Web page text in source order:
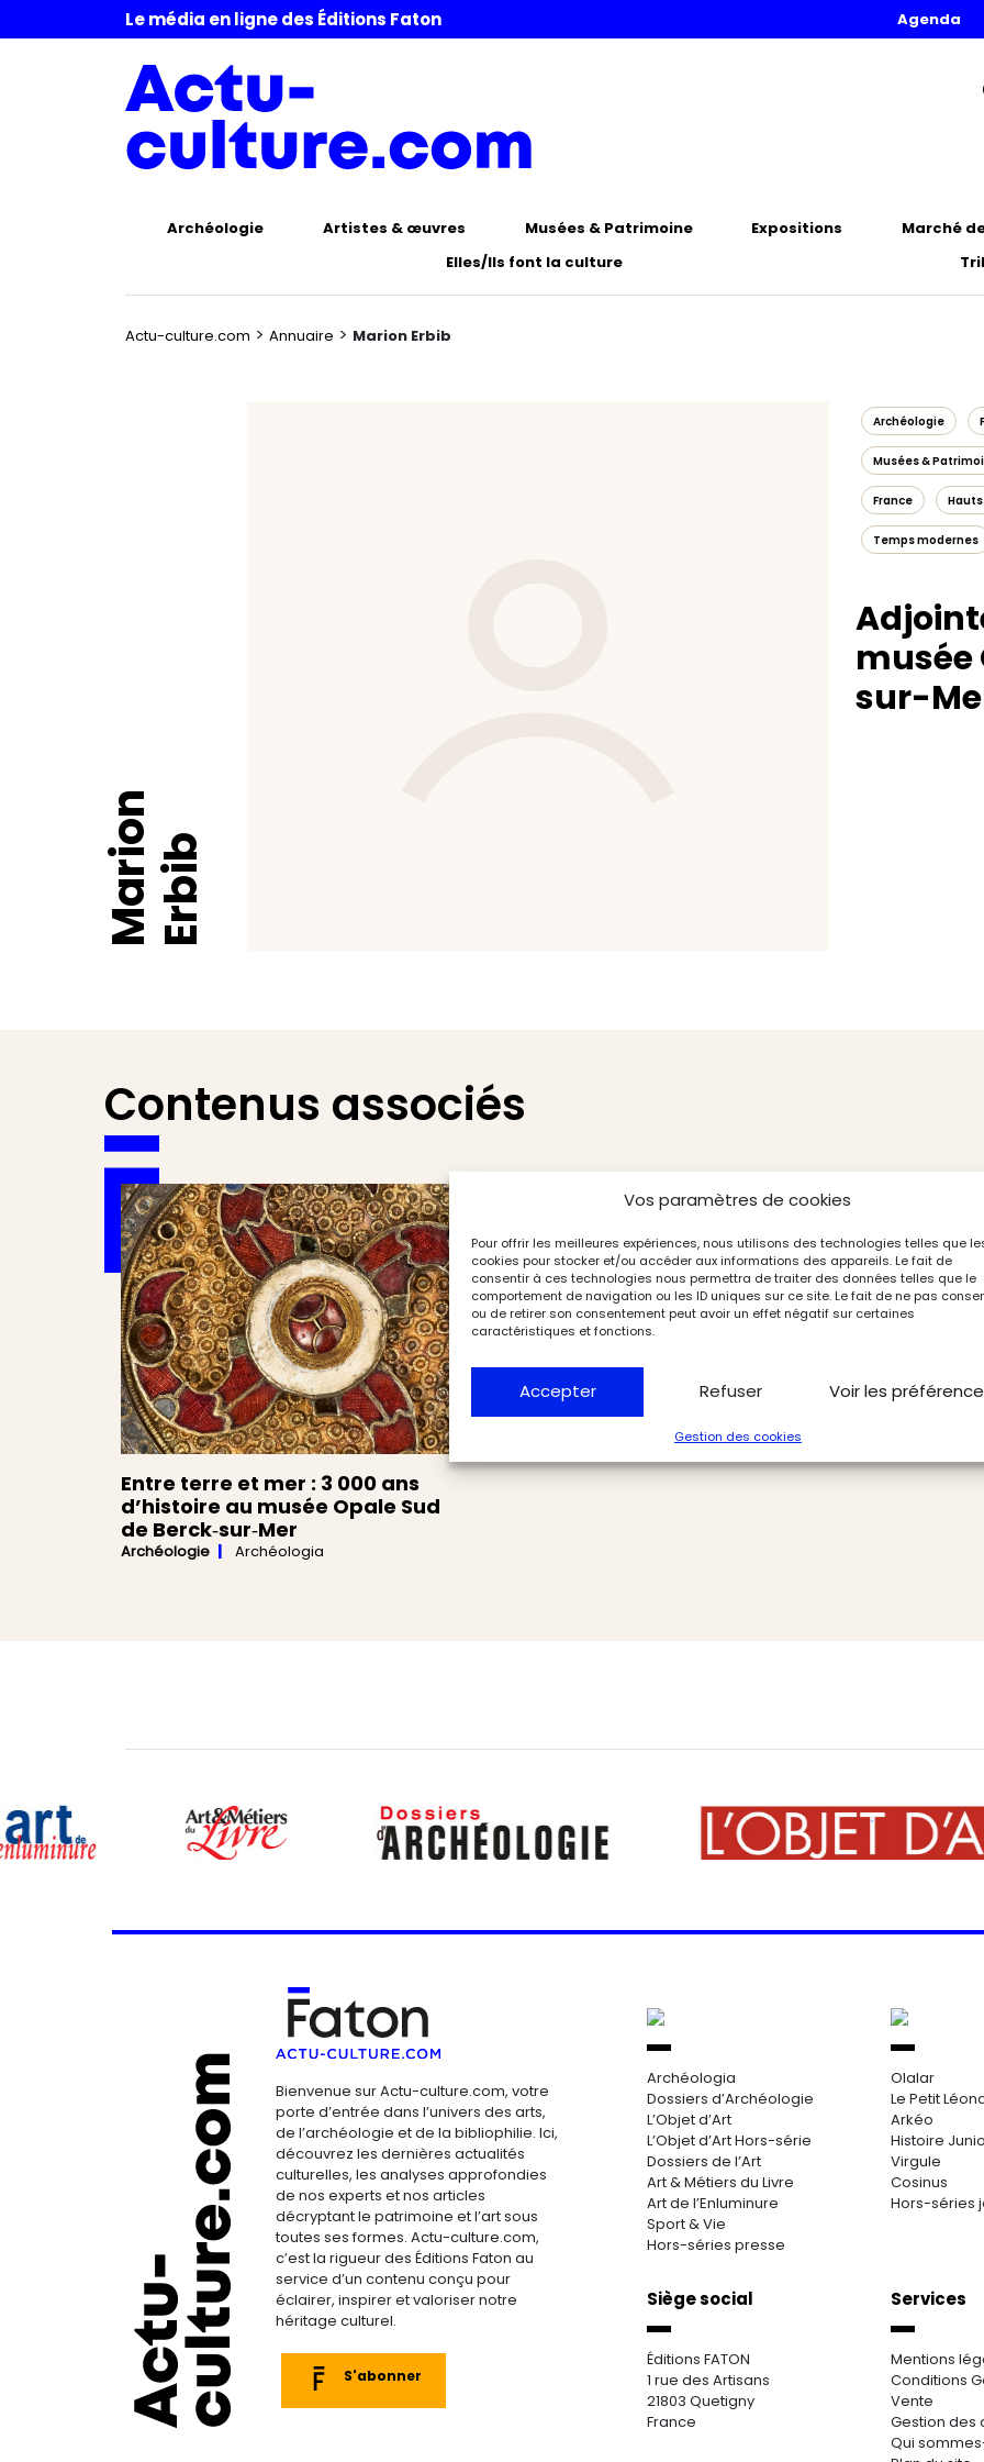
Vos paramètres de cookies
Pour offrir les meilleures expériences, nous utilisons des technologies telles que
cookies pour stocker et/ou accéder aux informations des appareils. Le fait de
consentir à ces technologies nous permettra de traiter des données telles que le
comportement de navigation ou les ID uniques sur ce site. Le fait de ne pas
ou de retirer son consentement peut avoir un effet négatif sur certaines
caractéristiques et fonctions.
Accepter Refuser Voir les
Gestion des cookies
Le média en ligne des Éditions Faton Agenda
Archéologie Artistes & œuvres Musées & Patrimoine Expositions Marché
Elles/Ils font la culture
Actu-culture.com > Annuaire > Marion Erbib
MarionErbib
Archéologie
Musées &
France
Temps modernes
musée
sur-
Contenus associés
Entre terre et mer : 3 000 ans
d’histoire au musée Opale Sud
de Berck‑sur‑Mer
Archéologie Archéologia
Bienvenue sur Actu-culture.com, votre
porte d’entrée dans l’univers des arts,
de l’archéologie et de la bibliophilie. Ici,
découvrez les dernières actualités
culturelles, les analyses approfondies
de nos experts et nos articles
décryptant le patrimoine et l’art sous
toutes ses formes. Actu-culture.com,
c’est la rigueur des Éditions Faton au
service d’un contenu conçu pour
éclairer, inspirer et valoriser notre
héritage culturel.
S'abonner
Archéologia
Dossiers d’Archéologie
L’Objet d’Art
L’Objet d’Art Hors-série
Dossiers de l’Art
Art & Métiers du Livre
Art de l’Enluminure
Sport & Vie
Hors-séries presse
Olalar
Le Petit
Arkéo
Histoire
Virgule
Cosinus
Hors-séries
Siège social
Éditions FATON
1 rue des Artisans
21803 Quetigny
France
Services
Mentions
Conditions
Vente
Gestion des
Qui